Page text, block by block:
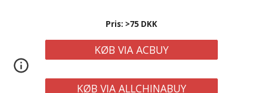
Pris: >75 DKK
KØB VIA ACBUY
KØB VIA ALLCHINABUY